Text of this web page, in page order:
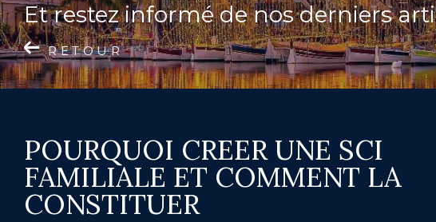
et restez informé de nos derniers
RETOUR
POURQUOI CREER UNE SCI
FAMILIALE ET COMMENT LA
CONSTITUER